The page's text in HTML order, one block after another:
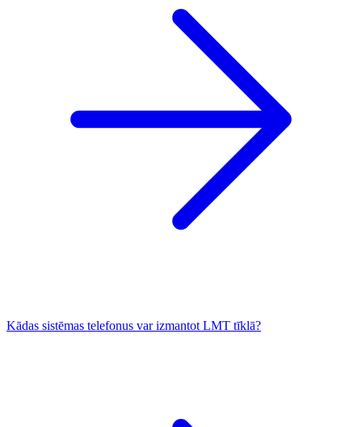
Kādas sistēmas telefonus var izmantot LMT tīklā?